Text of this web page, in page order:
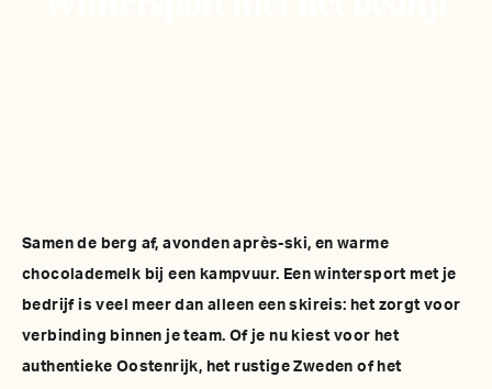
Samen de berg af, avonden après-ski, en warme
chocolademelk bij een kampvuur. Een wintersport met je
bedrijf is veel meer dan alleen een skireis: het zorgt voor
verbinding binnen je team. Of je nu kiest voor het
authentieke Oostenrijk, het rustige Zweden of het